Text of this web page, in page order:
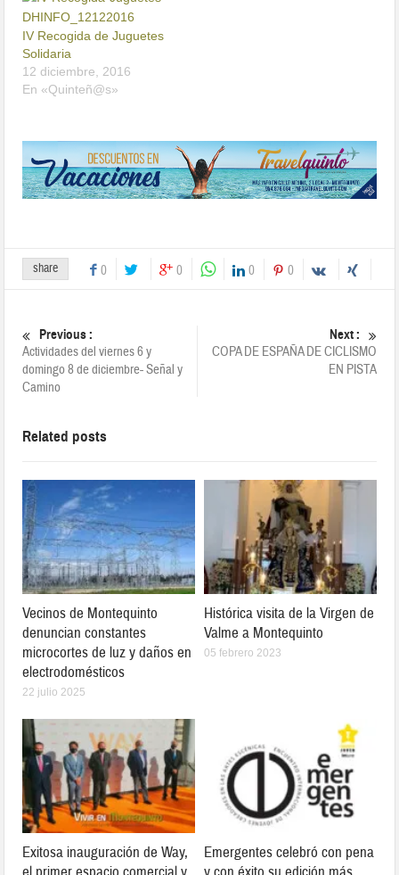
IV Recogida de Juguetes
Solidaria
12 diciembre, 2016
En «Quinteñ@s»
share 0 0 0 0
Previous :
Actividades del viernes 6 y
domingo 8 de diciembre- Señal y
Camino
Next :
COPA DE ESPAÑA DE CICLISMO
EN PISTA
Related posts
Vecinos de Montequinto
denuncian constantes
microcortes de luz y daños en
electrodomésticos
22 julio 2025
Histórica visita de la Virgen de
Valme a Montequinto
05 febrero 2023
Exitosa inauguración de Way,
Emergentes celebró con pena